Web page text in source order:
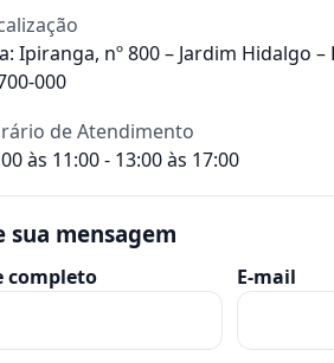
Ipiranga, nº 800 – Jardim Hidalgo
000
de Atendimento
às 11:00 - 13:00 às 17:00
sua mensagem
completo E-mail